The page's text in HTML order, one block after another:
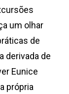
um olhar
de
derivada de
Eunice
própria